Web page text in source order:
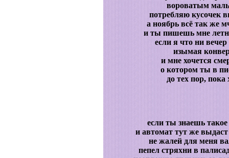
вороватым
потребляю кусочек
а ноябрь всё так же
и ты пишешь мне
если я что ни
изымая
и мне хочется
о котором ты в
до тех пор, пока
если ты знаешь
и автомат тут же
не жалей для меня
пепел стряхни в